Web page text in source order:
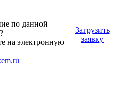
по данной
на электронную
Загрузить
заявку